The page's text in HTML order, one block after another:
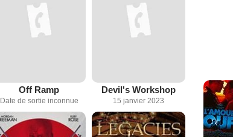
Off Ramp
Date de sortie inconnue
Devil's Workshop
15 janvier 2023